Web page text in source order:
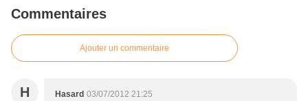
Commentaires
Ajouter un commentaire
H Hasard 03/07/2012 21:25